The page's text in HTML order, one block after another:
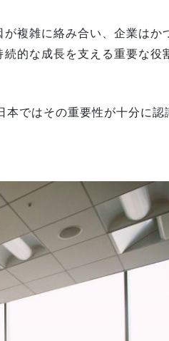
複雑に絡み合い、企業はか
的な成長を支える重要な役
ではその重要性が十分に認